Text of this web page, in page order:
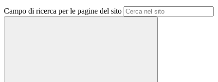
Campo di ricerca per le pagine del sito